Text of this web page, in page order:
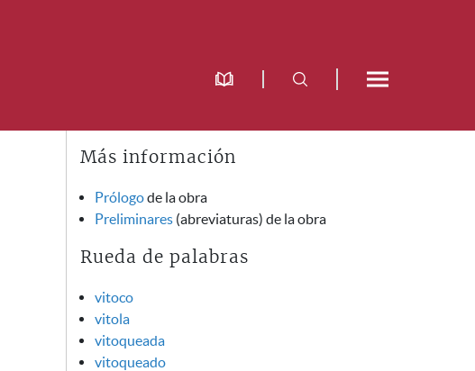
Más información
Prólogode la obra
Preliminares (abreviaturas) de la obra
Rueda de palabras
vitoco
vitola
vitoqueada
vitoqueado